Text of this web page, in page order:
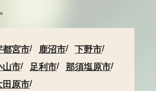
都宮市 鹿沼市
下野市
山市
足利市
那須塩原市
田原市